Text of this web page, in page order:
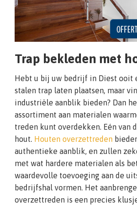
Trap bekleden met
Hebt u bij uw bedrijf in Diest ooit
stalen trap laten plaatsen, maar
industriële aanblik bieden? Dan
assortiment aan materialen
treden kunt overdekken. Eén van
hout. Houten overzettreden
authentieke aanblik, en zullen
met wat hardere materialen als
waardevolle toevoeging aan de
bedrijfshal vormen. Het
overzettreden is een precies